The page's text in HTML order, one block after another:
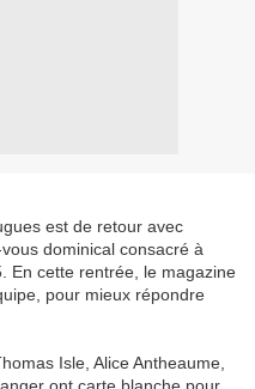
est de retour avec
dominical consacré à
En cette rentrée, le magazine
pour mieux répondre
Isle, Alice Antheaume,